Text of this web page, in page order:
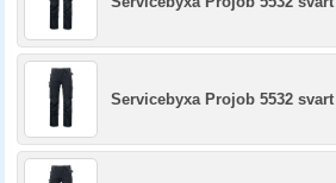
Servicebyxa Projob 5532